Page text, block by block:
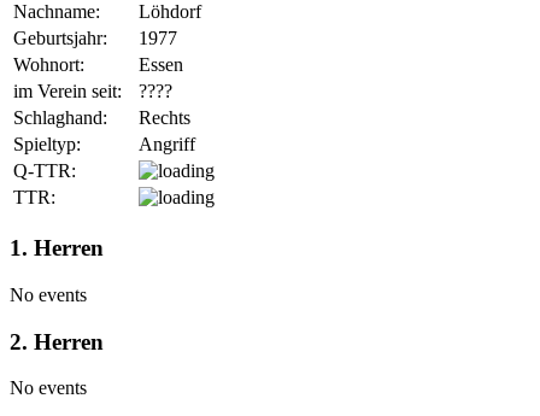
Nachname:
Löhdorf
Geburtsjahr:
1977
Wohnort:
Essen
im Verein seit:
????
Schlaghand:
Rechts
Spieltyp:
Angriff
Q-TTR:
TTR:
1. Herren
No events
2. Herren
No events